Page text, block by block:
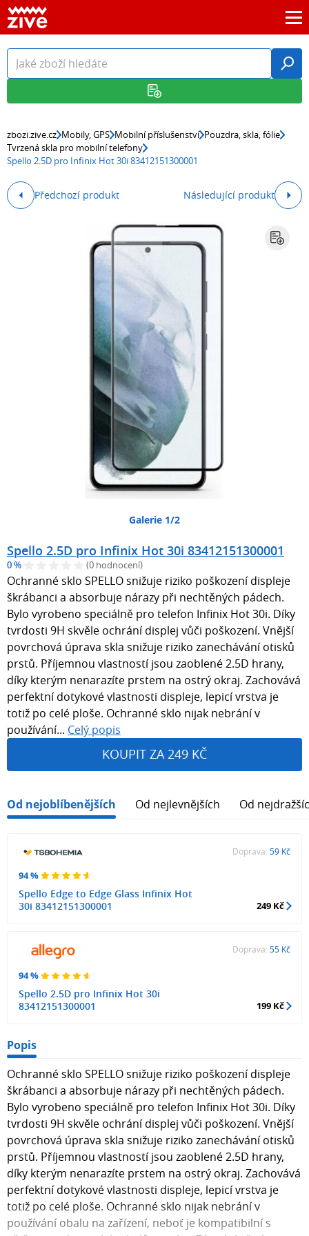
zbozi.zive.cz Mobily, GPS Mobilní příslušenství Pouzdra, skla, fólie
Tvrzená skla pro mobilní telefony
Spello 2.5D pro Infinix Hot 30i 83412151300001
Předchozí produkt Následující produkt
Galerie 1/2
Spello 2.5D pro Infinix Hot 30i 83412151300001
0 % (0 hodnocení)
Ochranné sklo SPELLO snižuje riziko poškození displeje
škrábanci a absorbuje nárazy při nechtěných pádech.
Bylo vyrobeno speciálně pro telefon Infinix Hot 30i. Díky
tvrdosti 9H skvěle ochrání displej vůči poškození. Vnější
povrchová úprava skla snižuje riziko zanechávání otisků
prstů. Příjemnou vlastností jsou zaoblené 2.5D hrany,
díky kterým nenarazíte prstem na ostrý okraj. Zachovává
perfektní dotykové vlastnosti displeje, lepicí vrstva je
totiž po celé ploše. Ochranné sklo nijak nebrání v
používání... Celý popis
KOUPIT ZA 249 KČ
Od nejoblíbenějších Od nejlevnějších Od
94 %
Spello Edge to Edge Glass Infinix Hot
30i 83412151300001
Doprava: 59 Kč
249 Kč
94 %
Spello 2.5D pro Infinix Hot 30i
83412151300001
Doprava: 55 Kč
199 Kč
Popis
Ochranné sklo SPELLO snižuje riziko poškození displeje
škrábanci a absorbuje nárazy při nechtěných pádech.
Bylo vyrobeno speciálně pro telefon Infinix Hot 30i. Díky
tvrdosti 9H skvěle ochrání displej vůči poškození. Vnější
povrchová úprava skla snižuje riziko zanechávání otisků
prstů. Příjemnou vlastností jsou zaoblené 2.5D hrany,
díky kterým nenarazíte prstem na ostrý okraj. Zachovává
perfektní dotykové vlastnosti displeje, lepicí vrstva je
totiž po celé ploše. Ochranné sklo nijak nebrání v
používání obalu na zařízení, neboť je kompatibilní s